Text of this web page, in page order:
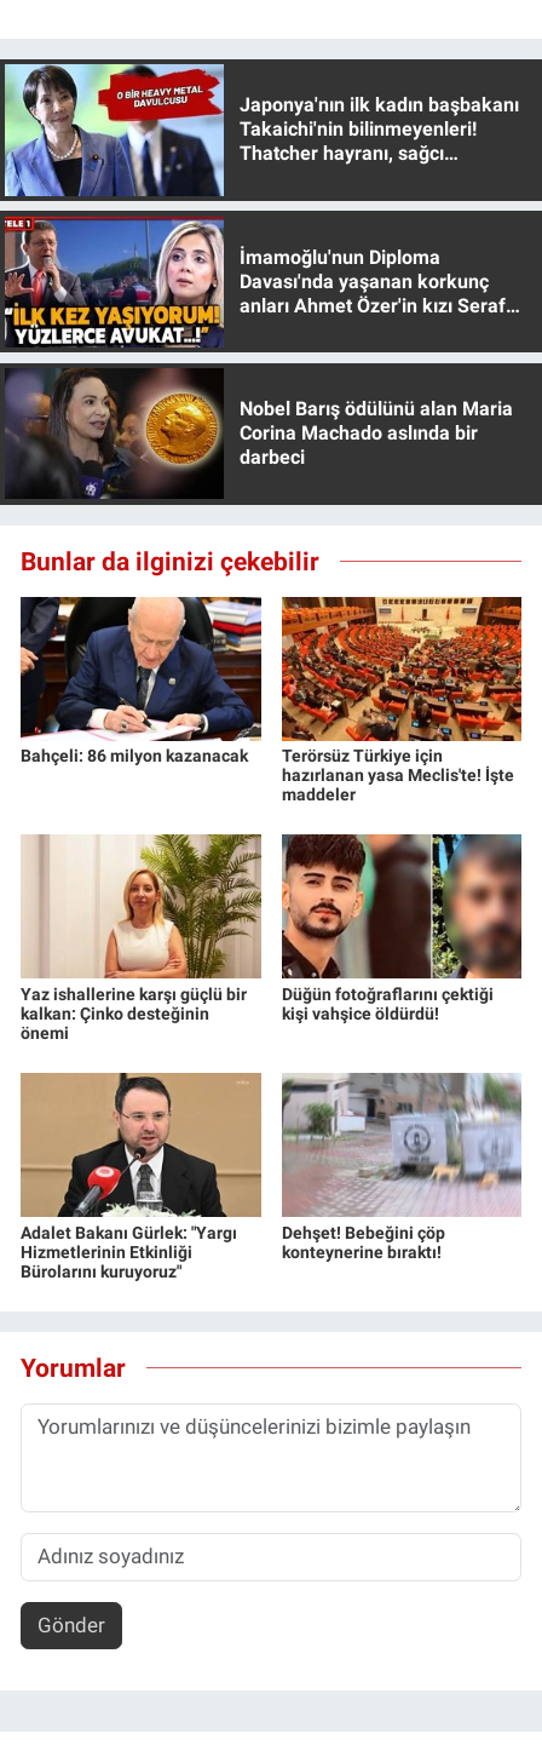
Japonya'nın ilk kadın başbakanı
Takaichi'nin bilinmeyenleri!
Thatcher hayranı, sağcı
İmamoğlu'nun Diploma
Davası'nda yaşanan korkunç
anları Ahmet Özer'in kızı Seraf
Nobel Barış ödülünü alan Maria
Corina Machado aslında bir
darbeci
Bunlar da ilginizi çekebilir
Bahçeli: 86 milyon kazanacak
Terörsüz Türkiye için
hazırlanan yasa Meclis'te! İşte
maddeler
Yaz ishallerine karşı güçlü bir
kalkan: Çinko desteğinin
önemi
Düğün fotoğraflarını çektiği
kişi vahşice öldürdü!
Adalet Bakanı Gürlek: "Yargı
Hizmetlerinin Etkinliği
Bürolarını kuruyoruz"
Dehşet! Bebeğini çöp
konteynerine bıraktı!
Yorumlar
Gönder